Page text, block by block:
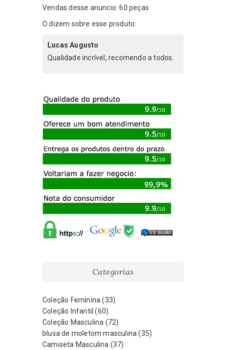
produto
Vendas desse anuncio: 60 peças
O dizem sobre esse produto:
Lucas Augusto
Qualidade incrível, recomendo a todos.
Categorias
Coleção Feminina (33)
Coleção Infantil (60)
Coleção Masculina (72)
blusa de moletom masculina (35)
Camiseta Masculina (37)